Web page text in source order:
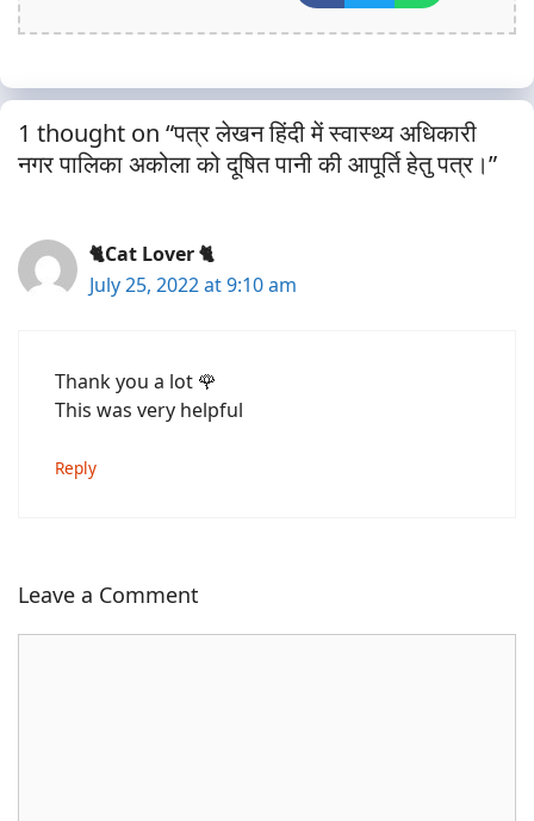
1 thought on “पत्र लेखन हिंदी में स्वास्थ्य अधिकारी
नगर पालिका अकोला को दूषित पानी की आपूर्ति हेतु पत्र।”
🐈Cat Lover 🐈
July 25, 2022 at 9:10 am
Thank you a lot 🌹
This was very helpful
Reply
Leave a Comment